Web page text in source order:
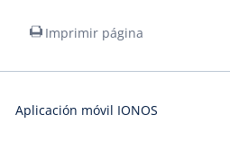
Imprimir página
Aplicación móvil IONOS